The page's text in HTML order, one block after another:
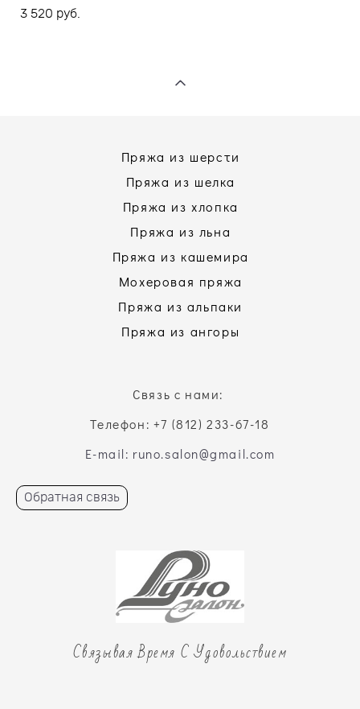
3 520 pуб.
Пряжа из шерсти
Пряжа из шелка
Пряжа из хлопка
Пряжа из льна
Пряжа из кашемира
Мохеровая пряжа
Пряжа из альпаки
Пряжа из ангоры
Связь с нами:
Телефон: +7 (812) 233-67-18
E-mail: runo.salon@gmail.com
Обратная связь
Связывая Время С Удовольствием